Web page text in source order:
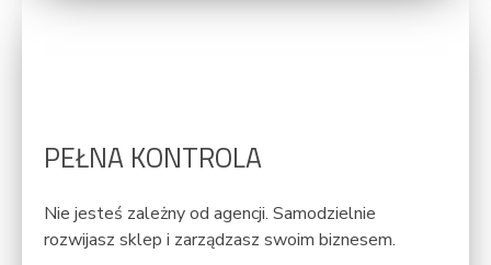
PEŁNA KONTROLA
Nie jesteś zależny od agencji. Samodzielnie
rozwijasz sklep i zarządzasz swoim biznesem.